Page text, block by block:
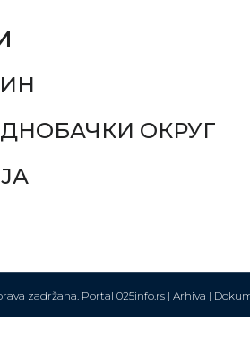
ОКРУГ
zadržana. Portal 025info.rs | Arhiva |